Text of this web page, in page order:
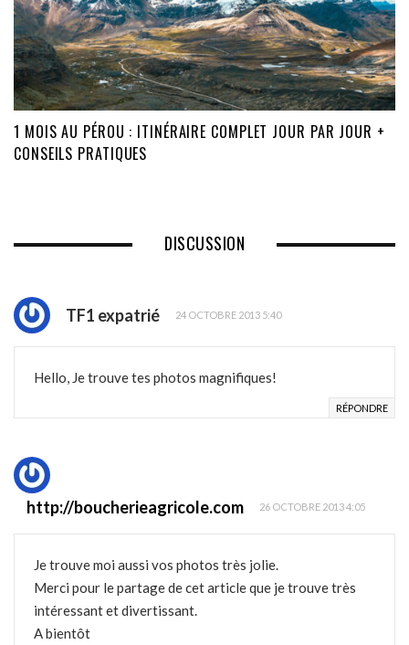
1 MOIS AU PÉROU : ITINÉRAIRE COMPLET JOUR PAR JOUR +
CONSEILS PRATIQUES
DISCUSSION
TF1 expatrié 24 OCTOBRE 2013 5:40
Hello, Je trouve tes photos magnifiques!
RÉPONDRE
http://boucherieagricole.com 26 OCTOBRE 2013 4:05
Je trouve moi aussi vos photos très jolie.
Merci pour le partage de cet article que je trouve très
intéressant et divertissant.
A bientôt